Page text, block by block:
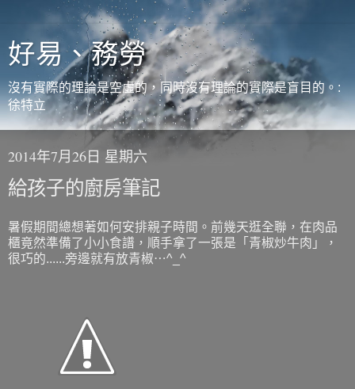
好易、務勞
沒有實際的理論是空虛的，同時沒有理論的實際是盲目的。:
徐特立
2014年7月26日 星期六
給孩子的廚房筆記
暑假期間總想著如何安排親子時間。前幾天逛全聯，在肉品
櫃竟然準備了小小食譜，順手拿了一張是「青椒炒牛肉」，
很巧的......旁邊就有放青椒⋯^_^